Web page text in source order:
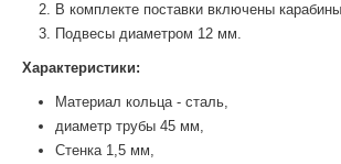
В комплекте поставки включены
Подвесы диаметром 12 мм.
Характеристики:
Материал кольца - сталь,
диаметр трубы 45 мм,
Стенка 1,5 мм,